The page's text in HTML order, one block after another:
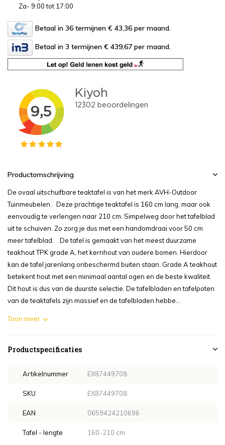
Za- 9:00 tot 17:00
Betaal in 36 termijnen € 43,36 per maand.
Betaal in 3 termijnen € 439,67 per maand.
Productomschrijving
De ovaal uitschuifbare teaktafel is van het merk AVH-Outdoor
Tuinmeubelen. Deze prachtige teaktafel is 160 cm lang, maar ook
eenvoudig te verlengen naar 210 cm. Simpelweg door het tafelblad
uit te schuiven. Zo zorg je dus met een handomdraai voor 50 cm
meer tafelblad. De tafel is gemaakt van het meest duurzame
teakhout TPK grade A, het kernhout van oudere bomen. Hierdoor
kan de tafel jarenlang onbeschermd buiten staan. Grade A teakhout
betekent hout met een minimaal aantal ogen en de beste kwaliteit.
Dit hout is dus van de duurste selectie. De tafelbladen en tafelpoten
van de teaktafels zijn massief en de tafelbladen hebbe...
Toon meer
Productspecificaties
Artikelnummer EX87449708
SKU EX87449708
EAN 0659424210696
Tafel - lengte 160-210 cm